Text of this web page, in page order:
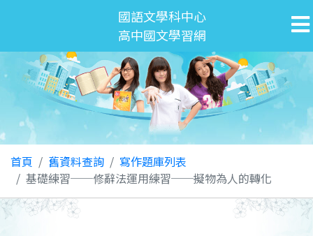
國語文學科中心
高中國文學習網
首頁 舊資料查詢
寫作題庫列表
基礎練習──修辭法運用練習──擬物為人的轉化